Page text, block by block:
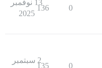
0
136
13 نوفمبر
2025
0
135
2 سبتمبر